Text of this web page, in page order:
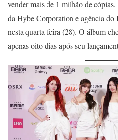
vender mais de 1 milhão de
da Hybe Corporation e agência
nesta quarta-feira (28). O álbum
apenas oito dias após seu